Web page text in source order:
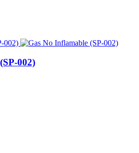
002)